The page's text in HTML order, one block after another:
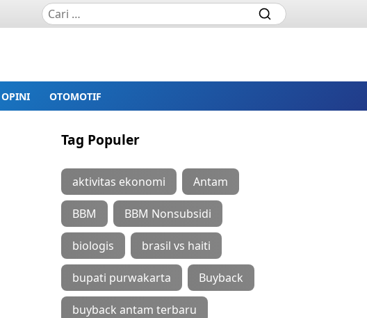
OPINI OTOMOTIF
Tag Populer
aktivitas ekonomi Antam
BBM BBM Nonsubsidi
biologis brasil vs haiti
bupati purwakarta Buyback
buyback antam terbaru